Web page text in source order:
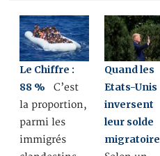
Le Chiffre :
88 % C’est
la proportion,
parmi les
immigrés
Quand les
Etats-Unis
inversent
leur solde
migratoire